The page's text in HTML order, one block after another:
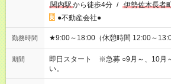
関内駅から徒歩4分 / 伊勢佐木長者
●不動産会社●
勤務時間 ★9:00～18:00（休憩時間 12:00～
期間
即日スタート ※急募 ○9月～、10月
い。